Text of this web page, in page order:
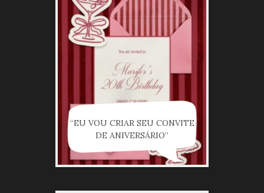
“EU VOU CRIAR SEU CONVITE
DE ANIVERSÁRIO”